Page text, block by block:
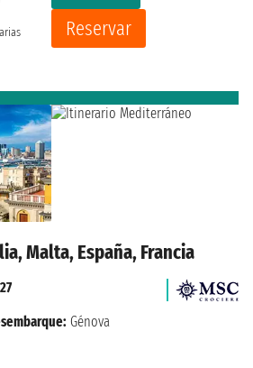
Reservar
Malta, España, Francia
Génova